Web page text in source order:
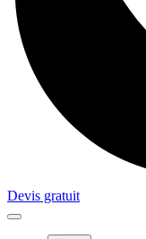
Devis gratuit